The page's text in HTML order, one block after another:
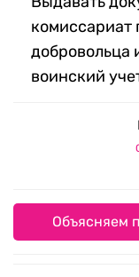
комиссариат
добровольца
воинский
Объясняем